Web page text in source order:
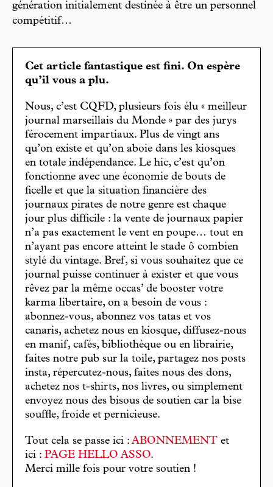
génération initialement destinée à être un personnel
compétitif…
Cet article fantastique est fini. On espère
qu’il vous a plu.
Nous, c’est CQFD, plusieurs fois élu « meilleur
journal marseillais du Monde » par des jurys
férocement impartiaux. Plus de vingt ans
qu’on existe et qu’on aboie dans les kiosques
en totale indépendance. Le hic, c’est qu’on
fonctionne avec une économie de bouts de
ficelle et que la situation financière des
journaux pirates de notre genre est chaque
jour plus difficile : la vente de journaux papier
n’a pas exactement le vent en poupe… tout en
n’ayant pas encore atteint le stade ô combien
stylé du vintage. Bref, si vous souhaitez que ce
journal puisse continuer à exister et que vous
rêvez par la même occas’ de booster votre
karma libertaire, on a besoin de vous :
abonnez-vous, abonnez vos tatas et vos
canaris, achetez nous en kiosque, diffusez-nous
en manif, cafés, bibliothèque ou en librairie,
faites notre pub sur la toile, partagez nos posts
insta, répercutez-nous, faites nous des dons,
achetez nos t-shirts, nos livres, ou simplement
envoyez nous des bisous de soutien car la bise
souffle, froide et pernicieuse.
Tout cela se passe ici : ABONNEMENT et
ici : PAGE HELLO ASSO.
Merci mille fois pour votre soutien !